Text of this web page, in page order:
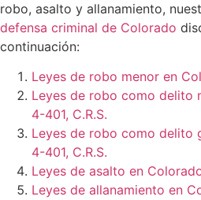
robo, asalto y allanamiento,
defensa criminal de Colorado
continuación:
Leyes de robo menor en
Leyes de robo como delito
4-401, C.R.S.
Leyes de robo como
4-401, C.R.S.
Leyes de asalto en
Leyes de allanamiento en